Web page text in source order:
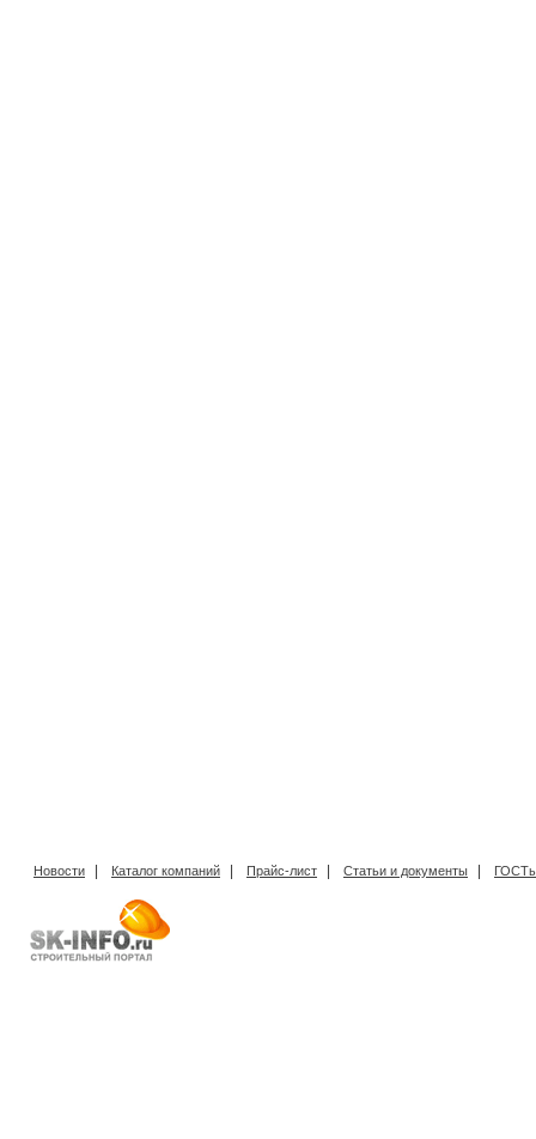
Новости | Каталог компаний | Прайс-лист | Статьи и документы |